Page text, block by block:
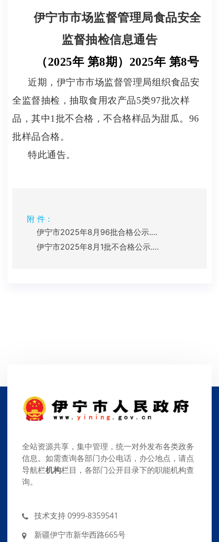
伊宁市市场监督管理局食品安全
监督抽检信息通告
（2025年 第8期） 2025年 第8号
近期，伊宁市市场监督管理局组织食品安
全监督抽检，抽取食用农产品5类97批次样
品，其中1 批不合格，不合格样品为甜瓜。 96
批样品合格。
特此通告。
附 件：
伊宁市2025年8月96批合格公示.xlsx
伊宁市2025年8月1批不合格公示.xls
全站资源共享，集中管理，统一对外发布各类政务
信息。如需查询各部门办公电话，办公地点，请点
导航栏机构栏目，各部门公开目录下的职能机构查
询。
技术支持 0999-8359541
新疆伊宁市新华西路665号